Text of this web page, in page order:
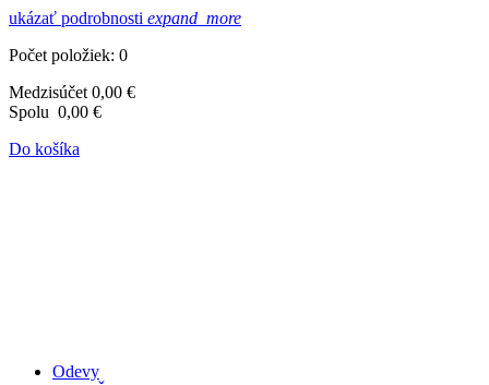
ukázať podrobnosti expand_more
Počet položiek: 0
Medzisúčet 0,00 €
Spolu 0,00 €
Do košíka
Odevy